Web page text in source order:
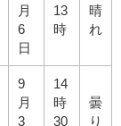
月
6
日
13
時
晴
れ
9
月
3
14
時
30
曇
り